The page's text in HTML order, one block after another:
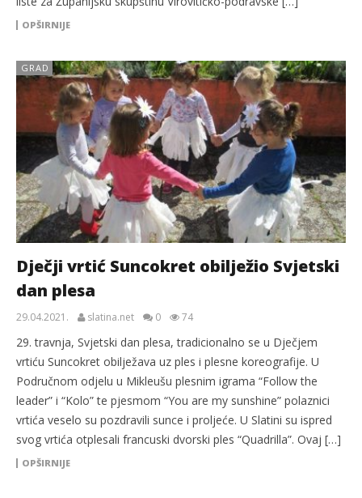
OPŠIRNIJE
GRAD
Dječji vrtić Suncokret obilježio Svjetski
dan plesa
29.04.2021. slatina.net 0 74
29. travnja, Svjetski dan plesa, tradicionalno se u Dječjem
vrtiću Suncokret obilježava uz ples i plesne koreografije. U
Područnom odjelu u Mikleušu plesnim igrama “Follow the
leader” i “Kolo” te pjesmom “You are my sunshine” polaznici
vrtića veselo su pozdravili sunce i proljeće. U Slatini su ispred
svog vrtića otplesali francuski dvorski ples “Quadrilla”. Ovaj […]
OPŠIRNIJE